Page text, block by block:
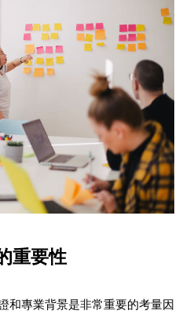
重要性
和專業背景是非常重要的考量因